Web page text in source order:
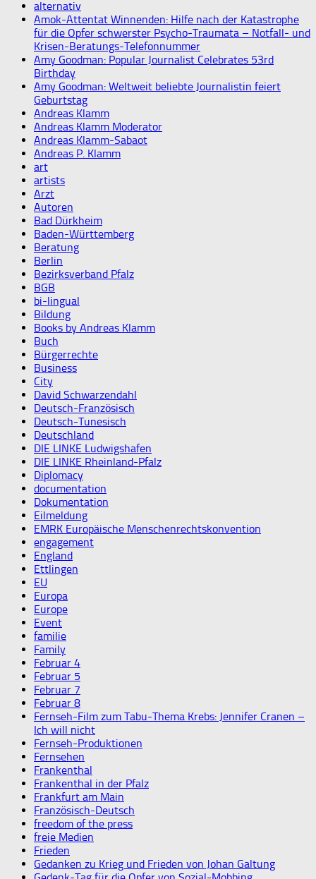
alternativ
Amok-Attentat Winnenden: Hilfe nach der Katastrophe
für die Opfer schwerster Psycho-Traumata – Notfall- und
Krisen-Beratungs-Telefonnummer
Amy Goodman: Popular Journalist Celebrates 53rd
Birthday
Amy Goodman: Weltweit beliebte Journalistin feiert
Geburtstag
Andreas Klamm
Andreas Klamm Moderator
Andreas Klamm-Sabaot
Andreas P. Klamm
art
artists
Arzt
Autoren
Bad Dürkheim
Baden-Württemberg
Beratung
Berlin
Bezirksverband Pfalz
BGB
bi-lingual
Bildung
Books by Andreas Klamm
Buch
Bürgerrechte
Business
City
David Schwarzendahl
Deutsch-Französisch
Deutsch-Tunesisch
Deutschland
DIE LINKE Ludwigshafen
DIE LINKE Rheinland-Pfalz
Diplomacy
documentation
Dokumentation
Eilmeldung
EMRK Europäische Menschenrechtskonvention
engagement
England
Ettlingen
EU
Europa
Europe
Event
familie
Family
Februar 4
Februar 5
Februar 7
Februar 8
Fernseh-Film zum Tabu-Thema Krebs: Jennifer Cranen –
Ich will nicht
Fernseh-Produktionen
Fernsehen
Frankenthal
Frankenthal in der Pfalz
Frankfurt am Main
Französisch-Deutsch
freedom of the press
freie Medien
Frieden
Gedanken zu Krieg und Frieden von Johan Galtung